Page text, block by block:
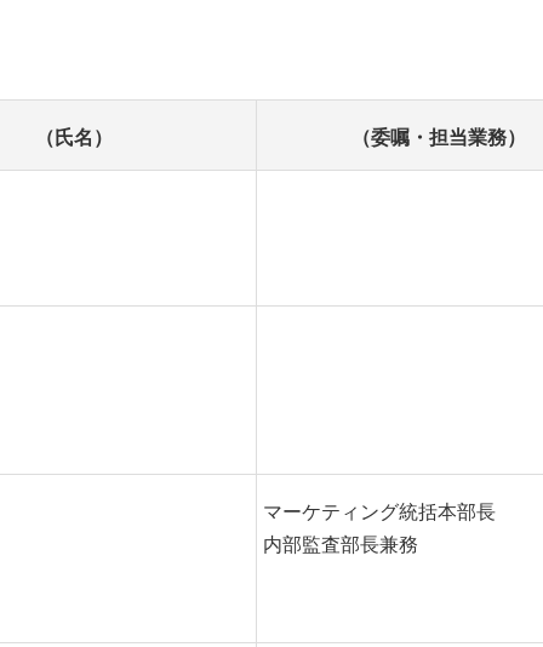
（氏名） （委嘱・担当業務）
マーケティング統括本部長
内部監査部長兼務